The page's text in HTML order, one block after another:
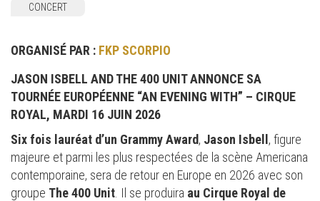
CONCERT
ORGANISÉ PAR : FKP SCORPIO
JASON ISBELL AND THE 400 UNIT ANNONCE SA
TOURNÉE EUROPÉENNE “AN EVENING WITH” – CIRQUE
ROYAL, MARDI 16 JUIN 2026
Six fois lauréat d’un Grammy Award, Jason Isbell, figure
majeure et parmi les plus respectées de la scène Americana
contemporaine, sera de retour en Europe en 2026 avec son
groupe The 400 Unit . Il se produira au Cirque Royal de